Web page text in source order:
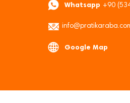
Whatsapp +90
Google Map